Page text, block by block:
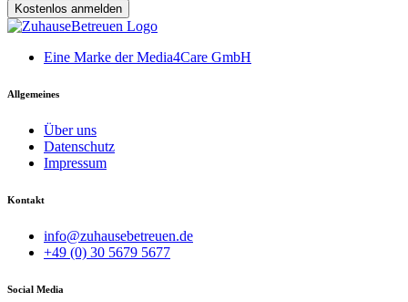
Kostenlos anmelden
Eine Marke der Media4Care GmbH
Allgemeines
Über uns
Datenschutz
Impressum
Kontakt
info@zuhausebetreuen.de
+49 (0) 30 5679 5677
Social Media